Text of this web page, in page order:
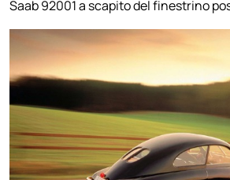
Saab 92001 a scapito del finestrino